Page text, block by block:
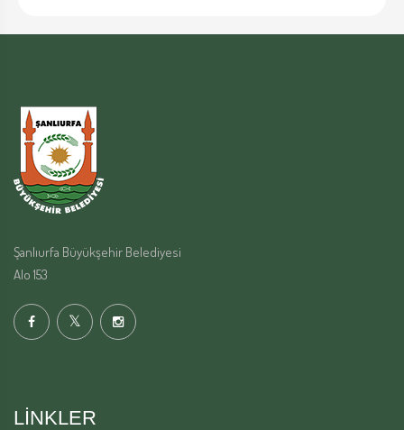
Şanlıurfa Büyükşehir Belediyesi
Alo 153
LINKLER